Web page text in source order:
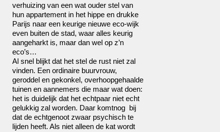
verhuizing van een wat ouder stel van
hun appartement in het hippe en drukke
Parijs naar een keurige nieuwe eco-wijk
even buiten de stad, waar alles keurig
aangeharkt is, maar dan wel op z’n
eco’s…
Al snel blijkt dat het stel de rust niet zal
vinden. Een ordinaire buurvrouw,
geroddel en gekonkel, overhoopgehaalde
tuinen en aannemers die maar wat doen:
het is duidelijk dat het echtpaar niet echt
gelukkig zal worden. Daar komtnog bij
dat de echtgenoot zwaar psychisch te
lijden heeft. Als niet alleen de kat wordt